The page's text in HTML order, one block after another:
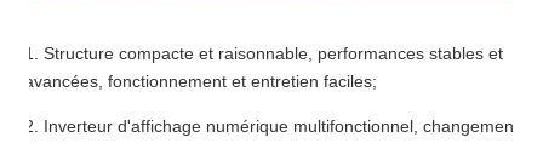
1. Structure compacte et raisonnable, performances stables et
avancées, fonctionnement et entretien faciles;
2. Inverteur d'affichage numérique multifonctionnel, changement